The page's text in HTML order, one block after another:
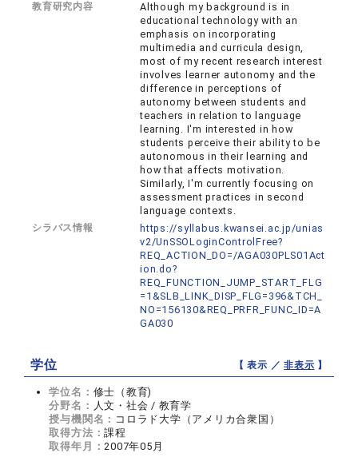
教育研究内容
Although my background is in
educational technology with an
emphasis on incorporating
multimedia and curricula design,
most of my recent research interest
involves learner autonomy and the
difference in perceptions of
autonomy between students and
teachers in relation to language
learning. I'm interested in how
students perceive their ability to be
autonomous in their learning and
how that affects motivation.
Similarly, I'm currently focusing on
assessment practices in second
language contexts.
シラバス情報
https://syllabus.kwansei.ac.jp/unias
v2/UnSSOLoginControlFree?
REQ_ACTION_DO=/AGA030PLS01Act
ion.do?
REQ_FUNCTION_JUMP_START_FLG
=1&SLB_LINK_DISP_FLG=396&TCH_
NO=156130&REQ_PRFR_FUNC_ID=A
GA030
学位 【 表示 ／非表示 】
学位名： 修士（教育)
分野名： 人文・社会 / 教育学
授与機関名： コロラド大学（アメリカ合衆国）
取得方法：課程
取得年月：2007年05月